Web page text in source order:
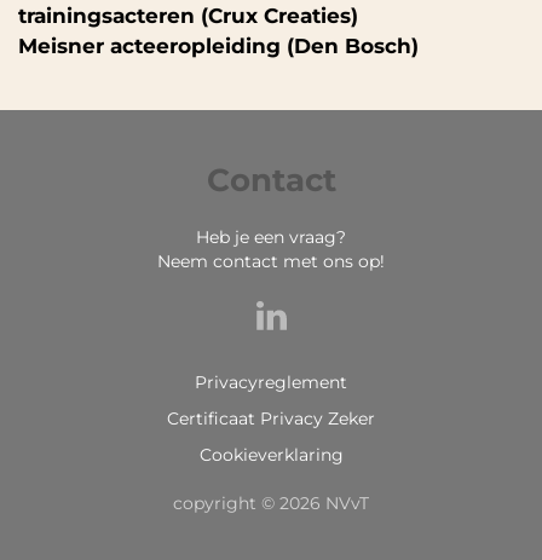
trainingsacteren (Crux Creaties)
Meisner acteeropleiding (Den Bosch)
Contact
Heb je een vraag?
Neem contact met ons op!
Privacyreglement
Certificaat Privacy Zeker
Cookieverklaring
copyright © 2026 NVvT